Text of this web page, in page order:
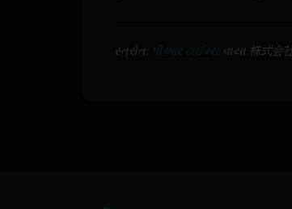
સ્ત્રોત: પીઆર ટાઈમ્સ વાયા 株式会